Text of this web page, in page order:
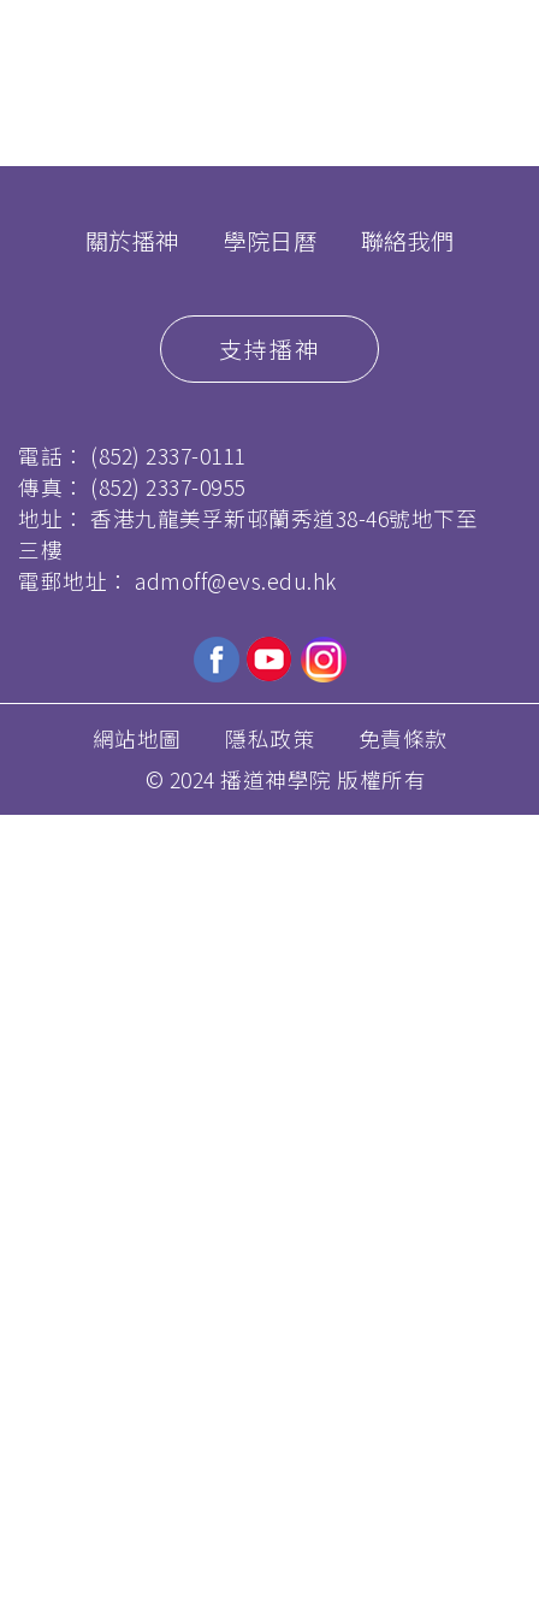
關於播神 學院日曆 聯絡我們
支持播神
電話： (852) 2337-0111
傳真： (852) 2337-0955
地址： 香港九龍美孚新邨蘭秀道38-46號地下至
三樓
電郵地址： admoff@evs.edu.hk
網站地圖 隱私政策
免責條款
© 2024 播道神學院 版權所有